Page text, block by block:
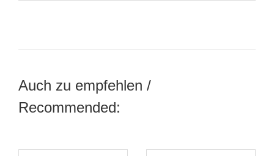
Auch zu empfehlen /
Recommended: